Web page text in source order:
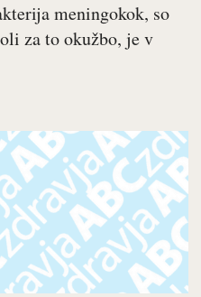
meningokok, so
za to okužbo, je v